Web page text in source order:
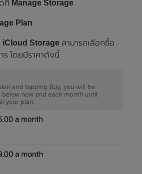
ที่ Manage Storage
Plan
iCloud Storage สามารถเลือกซื้อ
ร โดยมีราคาดังนี้